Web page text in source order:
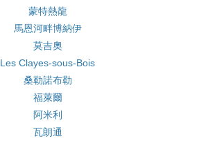
蒙特熱龍
馬恩河畔博納伊
莫吉奧
Les Clayes-sous-Bois
桑勒諾布勒
福萊爾
阿米利
瓦朗通